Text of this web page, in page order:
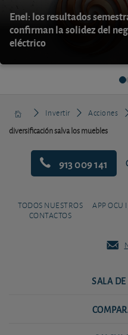
Enel: los resultados
confirman la solidez del
eléctrico
Invertir Acciones
diversificación salva los muebles
913 009 141
TODOS NUESTROS
CONTACTOS
APP OCU
SALA